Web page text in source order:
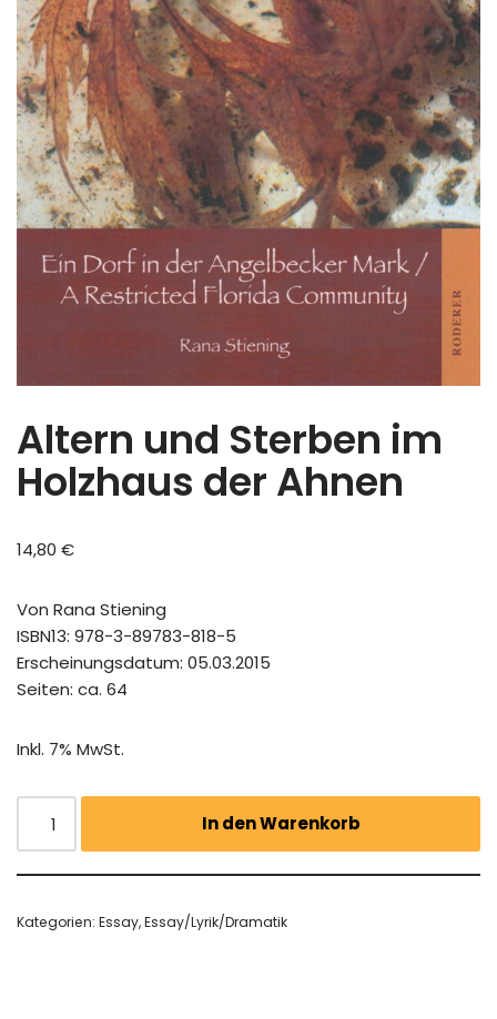
Altern und Sterben im
Holzhaus der Ahnen
14,80 €
Von Rana Stiening
ISBN13: 978-3-89783-818-5
Erscheinungsdatum: 05.03.2015
Seiten: ca. 64
Inkl. 7% MwSt.
In den Warenkorb
Kategorien: Essay,Essay/Lyrik/Dramatik